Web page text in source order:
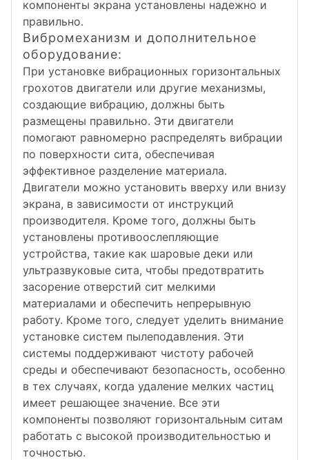
компоненты экрана установлены надежно и
правильно.
Вибромеханизм и дополнительное
оборудование:
При установке вибрационных горизонтальных
грохотов двигатели или другие механизмы,
создающие вибрацию, должны быть
размещены правильно. Эти двигатели
помогают равномерно распределять вибрации
по поверхности сита, обеспечивая
эффективное разделение материала.
Двигатели можно установить вверху или внизу
экрана, в зависимости от инструкций
производителя. Кроме того, должны быть
установлены противоослепляющие
устройства, такие как шаровые деки или
ультразвуковые сита, чтобы предотвратить
засорение отверстий сит мелкими
материалами и обеспечить непрерывную
работу. Кроме того, следует уделить внимание
установке систем пылеподавления. Эти
системы поддерживают чистоту рабочей
среды и обеспечивают безопасность, особенно
в тех случаях, когда удаление мелких частиц
имеет решающее значение. Все эти
компоненты позволяют горизонтальным ситам
работать с высокой производительностью и
точностью.